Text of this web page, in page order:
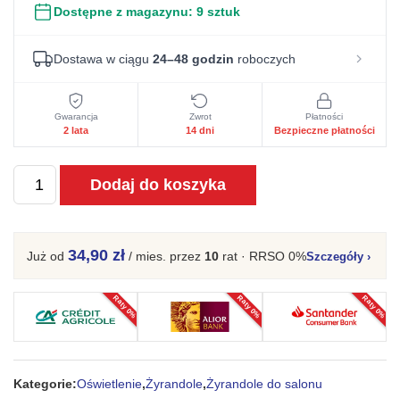
Dostępne z magazynu: 9 sztuk
Dostawa w ciągu 24–48 godzin roboczych
Gwarancja
2 lata
Zwrot
14 dni
Płatności
Bezpieczne płatności
ilość
Żyrandol
Dodaj do koszyka
Już od 34,90 zł / mies. przez 10 rat · RRSO 0%Szczegóły ›
Raty 0% Raty 0% Raty 0%
Kategorie:Oświetlenie,Żyrandole,Żyrandole do salonu